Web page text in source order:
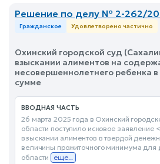
Решение по делу № 2-262/
Гражданское Удовлетворено частично
Охинский городской суд
взыскании алиментов на
несовершеннолетнего ребенка
сумме
ВВОДНАЯ ЧАСТЬ
26 марта 2025 года в Охинский
области поступило исковое
взыскании алиментов в твердой
величины прожиточного минимума для
области еще...